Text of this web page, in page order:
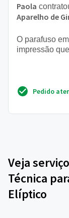
Paola
Aparelho de
O parafuso
impressão
Pedido
Veja
Técnica
Elíptico